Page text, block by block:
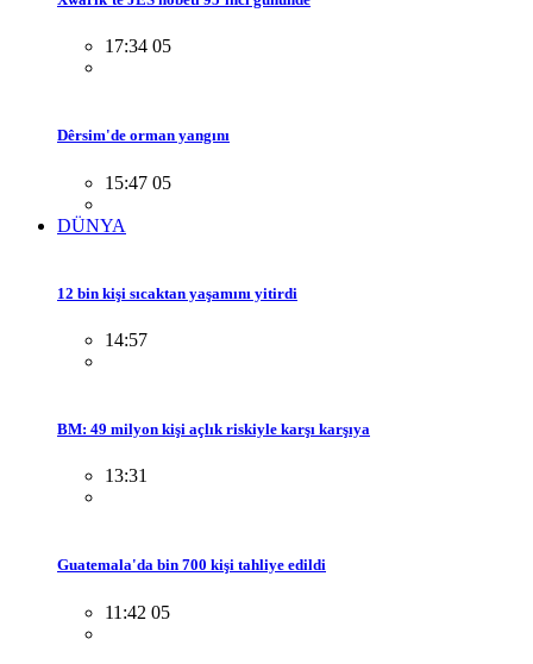
17:34 05
Dêrsim'de orman yangını
15:47 05
DÜNYA
12 bin kişi sıcaktan yaşamını yitirdi
14:57
BM: 49 milyon kişi açlık riskiyle karşı karşıya
13:31
Guatemala'da bin 700 kişi tahliye edildi
11:42 05